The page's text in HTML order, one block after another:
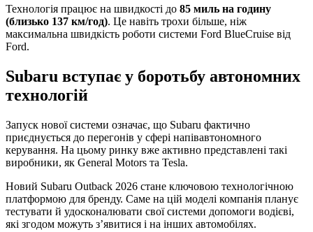
Технологія працює на швидкості до 85 миль на годину
(близько 137 км/год). Це навіть трохи більше, ніж
максимальна швидкість роботи системи Ford BlueCruise від
Ford.
Subaru вступає у боротьбу автономних
технологій
Запуск нової системи означає, що Subaru фактично
приєднується до перегонів у сфері напівавтономного
керування. На цьому ринку вже активно представлені такі
виробники, як General Motors та Tesla.
Новий Subaru Outback 2026 стане ключовою технологічною
платформою для бренду. Саме на цій моделі компанія планує
тестувати й удосконалювати свої системи допомоги водієві,
які згодом можуть з’явитися і на інших автомобілях.